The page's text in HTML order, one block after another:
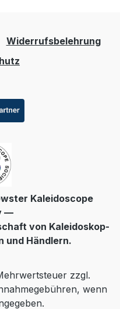
Widerrufsbelehrung
Kaleidoscope
—
von Kaleidoskop-
und Händlern.
zzgl.
wenn